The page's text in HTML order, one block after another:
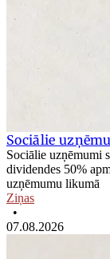
Sociālie
Sociālie uzņēmumi
dividendes 50%
uzņēmumu likumā
Ziņas
•
07.08.2026